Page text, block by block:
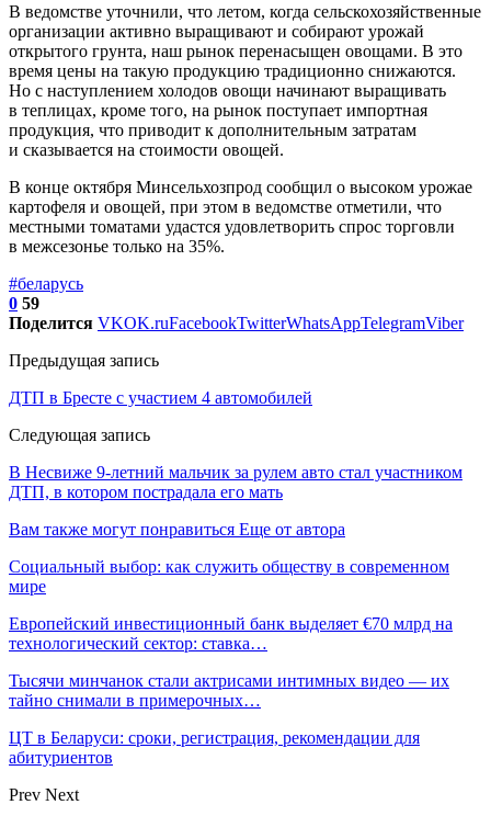
В ведомстве уточнили, что летом, когда сельскохозяйственные
организации активно выращивают и собирают урожай
открытого грунта, наш рынок перенасыщен овощами. В это
время цены на такую продукцию традиционно снижаются.
Но с наступлением холодов овощи начинают выращивать
в теплицах, кроме того, на рынок поступает импортная
продукция, что приводит к дополнительным затратам
и сказывается на стоимости овощей.
В конце октября Минсельхозпрод сообщил о высоком урожае
картофеля и овощей, при этом в ведомстве отметили, что
местными томатами удастся удовлетворить спрос торговли
в межсезонье только на 35%.
#беларусь
0 59
Поделится VKOK.ruFacebookTwitterWhatsAppTelegramViber
Предыдущая запись
ДТП в Бресте с участием 4 автомобилей
Следующая запись
В Несвиже 9-летний мальчик за рулем авто стал участником
ДТП, в котором пострадала его мать
Вам также могут понравиться Еще от автора
Социальный выбор: как служить обществу в современном
мире
Европейский инвестиционный банк выделяет €70 млрд на
технологический сектор: ставка…
Тысячи минчанок стали актрисами интимных видео — их
тайно снимали в примерочных…
ЦТ в Беларуси: сроки, регистрация, рекомендации для
абитуриентов
Prev Next